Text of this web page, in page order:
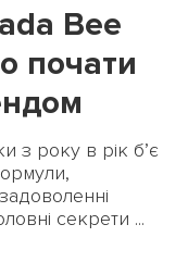
Bee
почати
з року в рік б’є
секрети ...